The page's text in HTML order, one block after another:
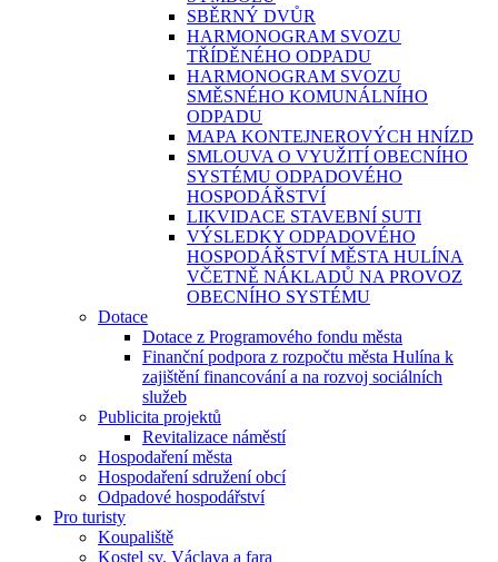
SBĚRNÝ DVŮR
HARMONOGRAM SVOZU
TŘÍDĚNÉHO ODPADU
HARMONOGRAM SVOZU
SMĚSNÉHO KOMUNÁLNÍHO
ODPADU
MAPA KONTEJNEROVÝCH HNÍZD
SMLOUVA O VYUŽITÍ OBECNÍHO
SYSTÉMU ODPADOVÉHO
HOSPODÁŘSTVÍ
LIKVIDACE STAVEBNÍ SUTI
VÝSLEDKY ODPADOVÉHO
HOSPODÁŘSTVÍ MĚSTA HULÍNA
VČETNĚ NÁKLADŮ NA PROVOZ
OBECNÍHO SYSTÉMU
Dotace
Dotace z Programového fondu města
Finanční podpora z rozpočtu města Hulína k
zajištění financování a na rozvoj sociálních
služeb
Publicita projektů
Revitalizace náměstí
Hospodaření města
Hospodaření sdružení obcí
Odpadové hospodářství
Pro turisty
Koupaliště
Kostel sv. Václava a fara